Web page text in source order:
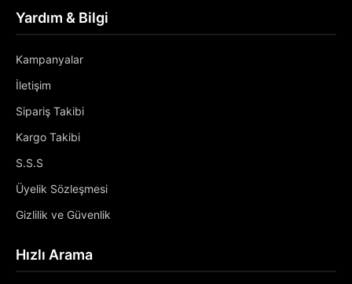
Yardım & Bilgi
Kampanyalar
İletişim
Sipariş Takibi
Kargo Takibi
S.S.S
Üyelik Sözleşmesi
Gizlilik ve Güvenlik
Hızlı Arama